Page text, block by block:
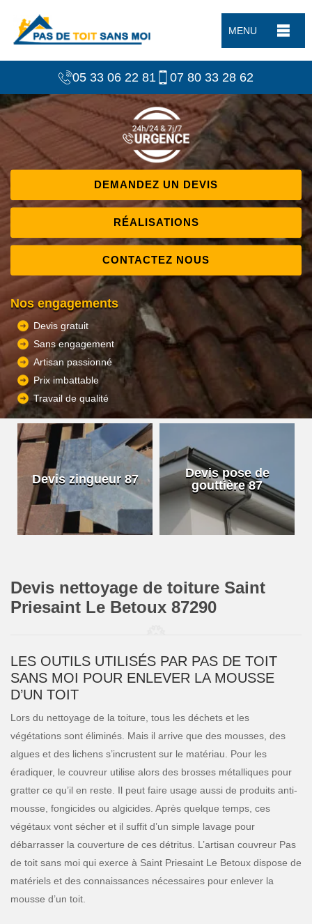
MENU
05 33 06 22 81 07 80 33 28 62
DEMANDEZ UN DEVIS
RÉALISATIONS
CONTACTEZ NOUS
Nos engagements
Devis gratuit
Sans engagement
Artisan passionné
Prix imbattable
Travail de qualité
Devis zingueur 87
Devis pose de
gouttière 87
Devis nettoyage de toiture Saint
Priesaint Le Betoux 87290
LES OUTILS UTILISÉS PAR PAS DE TOIT
SANS MOI POUR ENLEVER LA MOUSSE
D’UN TOIT
Lors du nettoyage de la toiture, tous les déchets et les
végétations sont éliminés. Mais il arrive que des mousses, des
algues et des lichens s’incrustent sur le matériau. Pour les
éradiquer, le couvreur utilise alors des brosses métalliques pour
gratter ce qu’il en reste. Il peut faire usage aussi de produits anti-
mousse, fongicides ou algicides. Après quelque temps, ces
végétaux vont sécher et il suffit d’un simple lavage pour
débarrasser la couverture de ces détritus. L’artisan couvreur Pas
de toit sans moi qui exerce à Saint Priesaint Le Betoux dispose de
matériels et des connaissances nécessaires pour enlever la
mousse d’un toit.